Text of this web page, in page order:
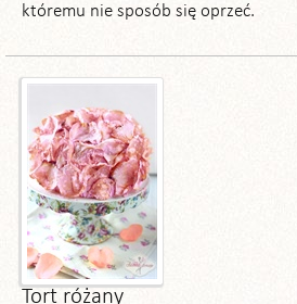
któremu nie sposób się oprzeć.
Tort różany